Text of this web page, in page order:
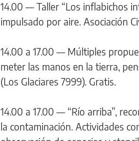
14.00 — Taller “Los inflabichos
impulsado por aire. Asociación
14.00 a 17.00 — Múltiples
meter las manos en la tierra,
(Los Glaciares 7999). Gratis.
14.00 a 17.00 — “Río arriba”,
la contaminación. Actividades